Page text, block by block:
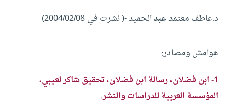
د.عاطف معتمدعبدالحميد -( نشرت في 2004/02/08)
هوامش ومصادر:
1- ابن فضلان، رسالة ابن فضلان، تحقيق شاكر لعيبي،
المؤسسة العربية للدراسات والنشر.